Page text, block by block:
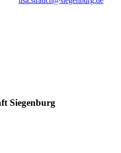
Siegenburg